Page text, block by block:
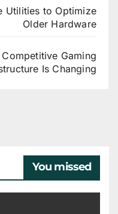
Utilities to Optimize
Older Hardware
Gaming
Is Changing
You missed